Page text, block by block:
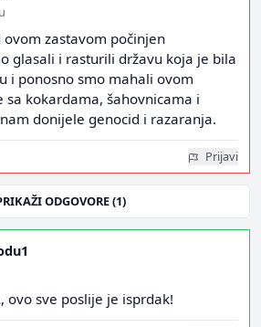
zastavom počinjen
glasali i rasturili državu koja je bila
i ponosno smo mahali ovom
sa kokardama, šahovnicama i
donijele genocid i razaranja.
Prijavi
ODGOVORE (1)
ovo sve poslije je isprdak!